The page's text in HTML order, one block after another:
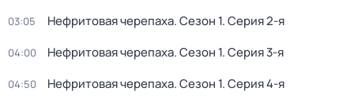
03:05 Нефритовая черепаха. Сезон 1. Серия 2-я
04:00 Нефритовая черепаха. Сезон 1. Серия 3-я
04:50 Нефритовая черепаха. Сезон 1. Серия 4-я